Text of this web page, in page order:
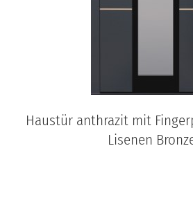
Haustür anthrazit mit
Lisenen